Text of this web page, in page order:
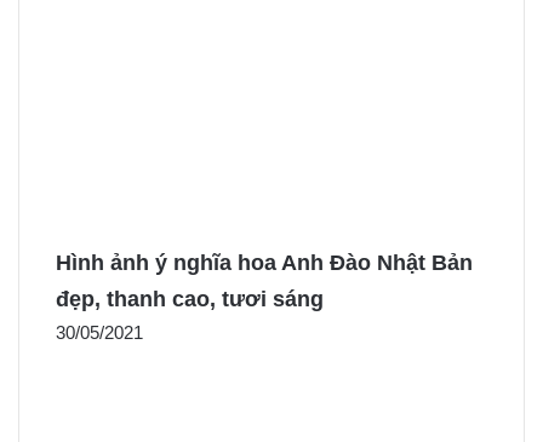
Hình ảnh ý nghĩa hoa Anh Đào Nhật Bản
đẹp, thanh cao, tươi sáng
30/05/2021